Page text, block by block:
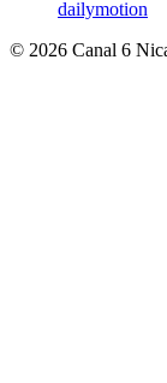
dailymotion
© 2026 Canal 6